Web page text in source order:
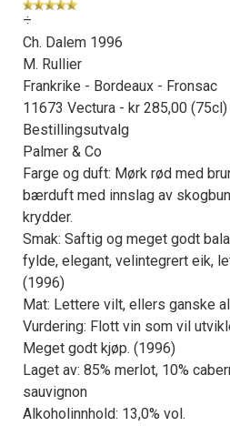
÷
Ch. Dalem 1996
M. Rullier
Frankrike - Bordeaux - Fronsac
11673 Vectura - kr 285,00 (75cl)
Bestillingsutvalg
Palmer & Co
Farge og duft: Mørk rød med
bærduft med innslag av
krydder.
Smak: Saftig og meget godt
fylde, elegant, velintegrert eik,
(1996)
Mat: Lettere vilt, ellers ganske
Vurdering: Flott vin som vil
Meget godt kjøp. (1996)
Laget av: 85% merlot, 10%
sauvignon
Alkoholinnhold: 13,0% vol.